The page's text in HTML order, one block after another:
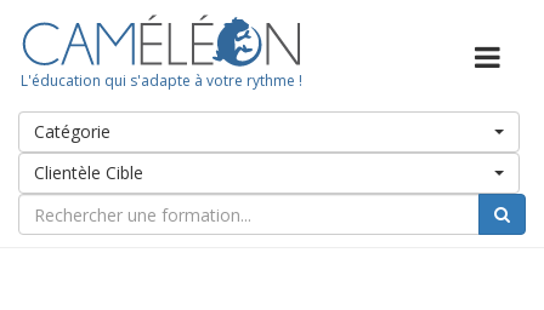
L'éducation qui s'adapte à votre rythme !
Catégorie
Clientèle Cible